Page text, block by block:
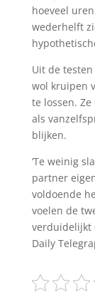
hoeveel
wederhelft
Uit de
wol kruipen
te lossen.
als
blijken.
‘Te weinig
partner
voldoende
voelen de
verduidelijkt
Daily